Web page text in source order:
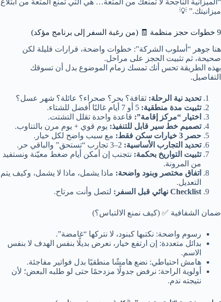
“الميزانية الناجحة لا تمنعك من المتعة… هي التي تمنع المتعة من ابتلاع
ميزانيتك.” 💡
9 خطوات حجز منظمة 🧾 (من رغبة السفر إلى برنامج مؤكد)
هنا جوهر “أسلوب الشركة”: خطوات واضحة، قرارات قليلة لكن
صحيحة، ثم تثبيت الحجز على مراحل.
بهذه الطريقة تحس أنك تمسك زمام الموضوع بدل أن تسوقك
التفاصيل.
تحديد نية الرحلة: ثقافة؟ بحر؟ صحراء؟ عائلة؟ شهر عسل؟
تثبيت مدة منطقية:
اختيار “مركز إقامة”: قاعدة واحدة تقلل التشتت.
تصميم خط سير قابل للتنفيذ: يوم قوي + يوم مرن بالتناوب.
حصر 3 خيارات سكن فقط:
مع سبب واضح لكل خيار.
تحديد التجارب الأساسية:
تثبيت التواريخ بحكمة: نتجنب إن أمكن أيام ضغط معيّنة ونستفيد
من المرونة.
اتفاق مختصر وبنود واضحة: ماذا يشمل، ماذا لا يشمل، وكيف يتم
التعديل.
Checklist نهائي قبل السفر:
لتصل وأنت مرتاح.
ضمان الشفافية ✅ (كيف نمنع الالتباس؟)
رسوم واضحة: نكتبها كبنود، لا نتركها “غامضة”.
بدائل متعددة: إن ارتفع خيار، نعرض بديلًا بنفس الهدف لا بنفس
الاسم.
هامش احتياطي: نضع هامشًا منطقيًا بدل فواتير مفاجئة.
أولوية الراحة: نرفض جدولًا مزدحمًا حتى لو طلبه البعض؛ لأن
نتيجته ندم.